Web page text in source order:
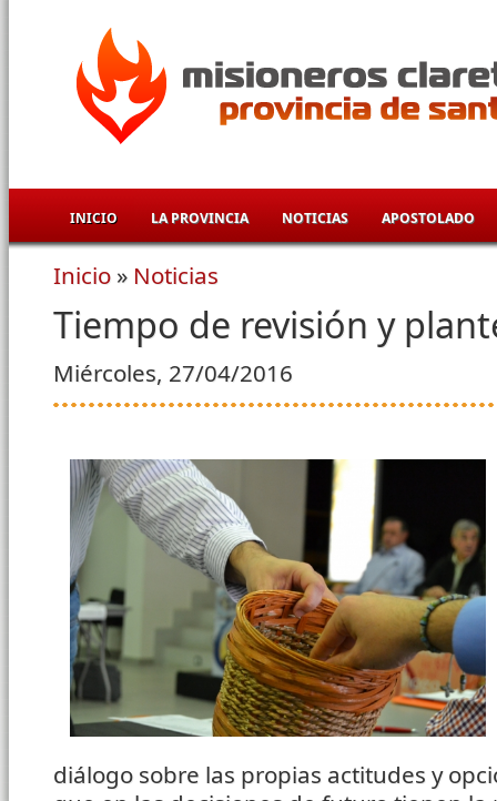
INICIO LA PROVINCIA NOTICIAS APOSTOLADO
Se encuentra usted aquí
Inicio » Noticias
Tiempo de revisión y
Miércoles, 27/04/2016
diálogo sobre las propias actitudes y